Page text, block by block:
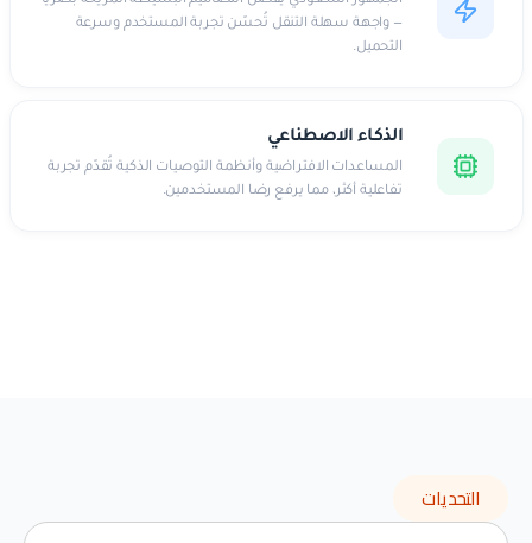
— واجهة سهلة التنقل تُحسّن تجربة المستخدم وسرعة
التحميل.
الذكاء الاصطناعي
المساعدات الافتراضية وأنظمة التوصيات الذكية تُقدّم تجربة
تفاعلية أكثر، مما يرفع رضا المستخدمين.
التحديات